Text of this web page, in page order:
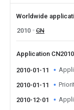
Worldwide
2010
CN
Application
2010-01-11
2010-01-11
2010-12-01